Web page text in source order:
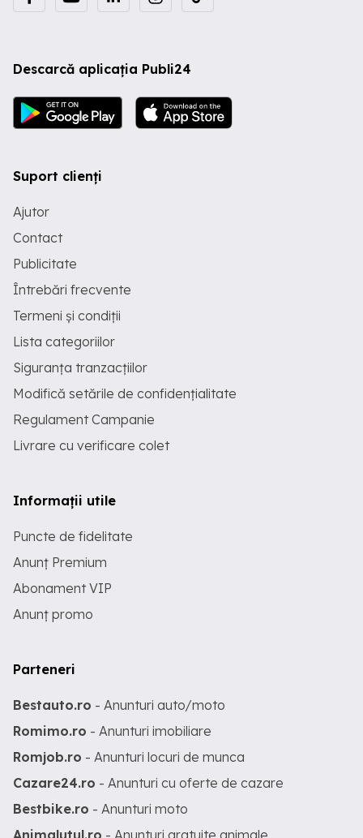
Descarcă aplicația Publi24
Suport clienți
Ajutor
Contact
Publicitate
Întrebări frecvente
Termeni și condiții
Lista categoriilor
Siguranța tranzacțiilor
Modifică setările de confidențialitate
Regulament Campanie
Livrare cu verificare colet
Informații utile
Puncte de fidelitate
Anunț Premium
Abonament VIP
Anunț promo
Parteneri
Bestauto.ro - Anunturi auto/moto
Romimo.ro - Anunturi imobiliare
Romjob.ro - Anunturi locuri de munca
Cazare24.ro - Anunturi cu oferte de cazare
Bestbike.ro - Anunturi moto
Animalutul.ro - Anunturi gratuite animale